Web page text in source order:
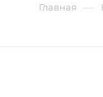
Главная —